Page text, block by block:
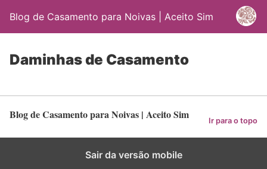
Blog de Casamento para Noivas | Aceito Sim
Daminhas de Casamento
Blog de Casamento para Noivas | Aceito Sim Ir para o topo
Sair da versão mobile